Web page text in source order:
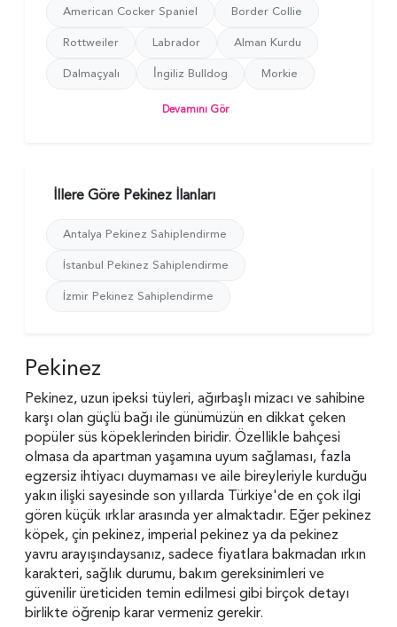
American Cocker Spaniel
Border Collie
Rottweiler
Labrador
Alman Kurdu
Dalmaçyalı
İ̇ngiliz Bulldog Morkie
Devamını Gör
İllere Göre Pekinez İlanları
Antalya Pekinez Sahiplendirme
İstanbul Pekinez Sahiplendirme
İzmir Pekinez Sahiplendirme
Pekinez
Pekinez, uzun ipeksi tüyleri, ağırbaşlı mizacı ve sahibine
karşı olan güçlü bağı ile günümüzün en dikkat çeken
popüler süs köpeklerinden biridir. Özellikle bahçesi
olmasa da apartman yaşamına uyum sağlaması, fazla
egzersiz ihtiyacı duymaması ve aile bireyleriyle kurduğu
yakın ilişki sayesinde son yıllarda Türkiye'de en çok ilgi
gören küçük ırklar arasında yer almaktadır. Eğer pekinez
köpek, çin pekinez, imperial pekinez ya da pekinez
yavru arayışındaysanız, sadece fiyatlara bakmadan ırkın
karakteri, sağlık durumu, bakım gereksinimleri ve
güvenilir üreticiden temin edilmesi gibi birçok detayı
birlikte öğrenip karar vermeniz gerekir.